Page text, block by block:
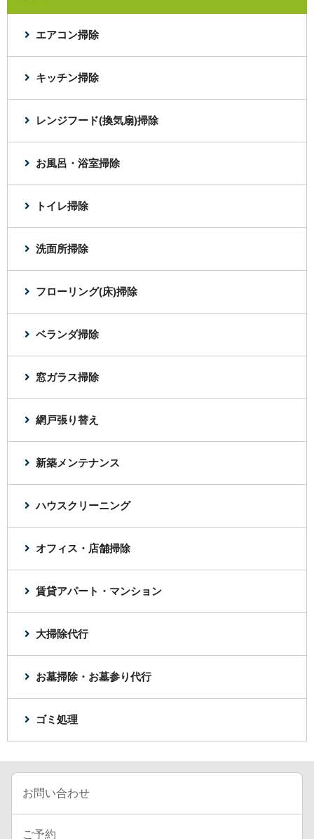
エアコン掃除
キッチン掃除
レンジフード(換気扇)掃除
お風呂・浴室掃除
トイレ掃除
洗面所掃除
フローリング(床)掃除
ベランダ掃除
窓ガラス掃除
網戸張り替え
新築メンテナンス
ハウスクリーニング
オフィス・店舗掃除
賃貸アパート・マンション
大掃除代行
お墓掃除・お墓参り代行
ゴミ処理
お問い合わせ
ご予約